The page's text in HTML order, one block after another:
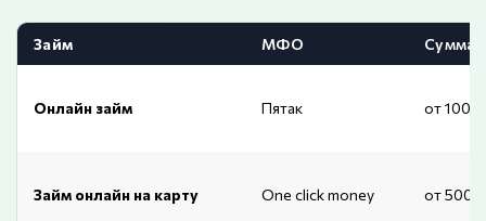
Займ МФО Сумма
Онлайн займ Пятак от
Займ онлайн на карту One click money от 500